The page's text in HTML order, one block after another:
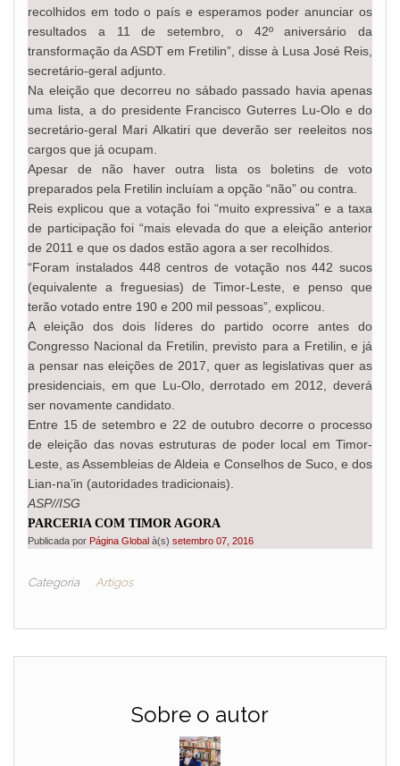
recolhidos em todo o país e esperamos poder anunciar os
resultados a 11 de setembro, o 42º aniversário da
transformação da ASDT em Fretilin”, disse à Lusa José Reis,
secretário-geral adjunto.
Na eleição que decorreu no sábado passado havia apenas
uma lista, a do presidente Francisco Guterres Lu-Olo e do
secretário-geral Mari Alkatiri que deverão ser reeleitos nos
cargos que já ocupam.
Apesar de não haver outra lista os boletins de voto
preparados pela Fretilin incluíam a opção “não” ou contra.
Reis explicou que a votação foi “muito expressiva” e a taxa
de participação foi “mais elevada do que a eleição anterior
de 2011 e que os dados estão agora a ser recolhidos.
“Foram instalados 448 centros de votação nos 442 sucos
(equivalente a freguesias) de Timor-Leste, e penso que
terão votado entre 190 e 200 mil pessoas”, explicou.
A eleição dos dois líderes do partido ocorre antes do
Congresso Nacional da Fretilin, previsto para a Fretilin, e já
a pensar nas eleições de 2017, quer as legislativas quer as
presidenciais, em que Lu-Olo, derrotado em 2012, deverá
ser novamente candidato.
Entre 15 de setembro e 22 de outubro decorre o processo
de eleição das novas estruturas de poder local em Timor-
Leste, as Assembleias de Aldeia e Conselhos de Suco, e dos
Lian-na’in (autoridades tradicionais).
ASP//ISG
PARCERIA COM TIMOR AGORA
Publicada por Página Global à(s) setembro 07, 2016
Categoria Artigos
Sobre o autor